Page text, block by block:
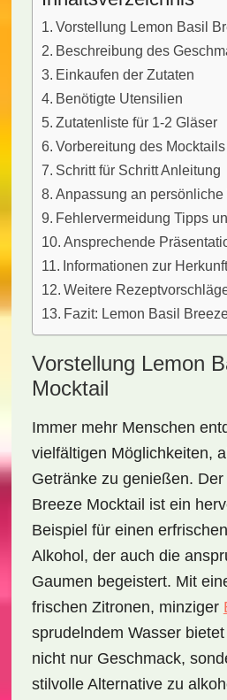
Vorstellung Lemon Basil
Beschreibung des
Einkaufen der Zutaten
Benötigte Utensilien
Zutatenliste für 1-2 Gläser
Vorbereitung des Mocktails
Schritt für Schritt Anleitung
Anpassung an persönliche
Fehlervermeidung Tipps
Ansprechende
Informationen zur
Weitere
Fazit: Lemon Basil
Vorstellung Lemon
Mocktail
Immer mehr Menschen
vielfältigen Möglichkeiten,
Getränke zu genießen. Der
Breeze Mocktail ist ein
Beispiel für einen
Alkohol, der auch die
Gaumen begeistert. Mit
frischen Zitronen, minziger
sprudelndem Wasser
nicht nur Geschmack,
stilvolle Alternative zu